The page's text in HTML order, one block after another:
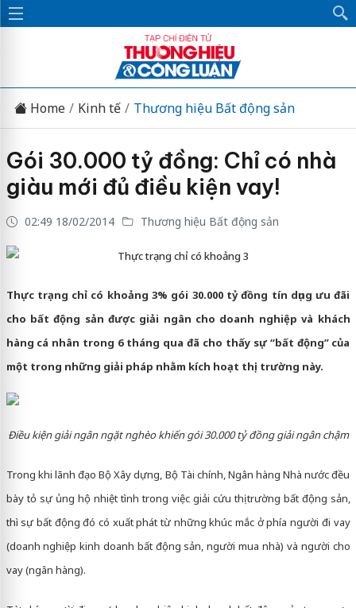
Home Kinh tế Thương hiệu Bất động sản
Gói 30.000 tỷ đồng: Chỉ có nhà
giàu mới đủ điều kiện vay!
02:49 18/02/2014 Thương hiệu Bất động sản
Thực trạng chỉ có khoảng 3
Thực trạng chỉ có khoảng 3% gói 30.000 tỷ đồng tín dụng ưu đãi
cho bất động sản được giải ngân cho doanh nghiệp và khách
hàng cá nhân trong 6 tháng qua đã cho thấy sự “bất động” của
một trong những giải pháp nhằm kích hoạt thị trường này.
Điều kiện giải ngân ngặt nghèo khiến gói 30.000 tỷ đồng giải ngân chậm
Trong khi lãnh đạo Bộ Xây dựng, Bộ Tài chính, Ngân hàng Nhà nước đều
bày tỏ sự ủng hộ nhiệt tình trong việc giải cứu thị trường bất động sản,
thì sự bất động đó có xuất phát từ những khúc mắc ở phía người đi vay
(doanh nghiệp kinh doanh bất động sản, người mua nhà) và người cho
vay (ngân hàng).